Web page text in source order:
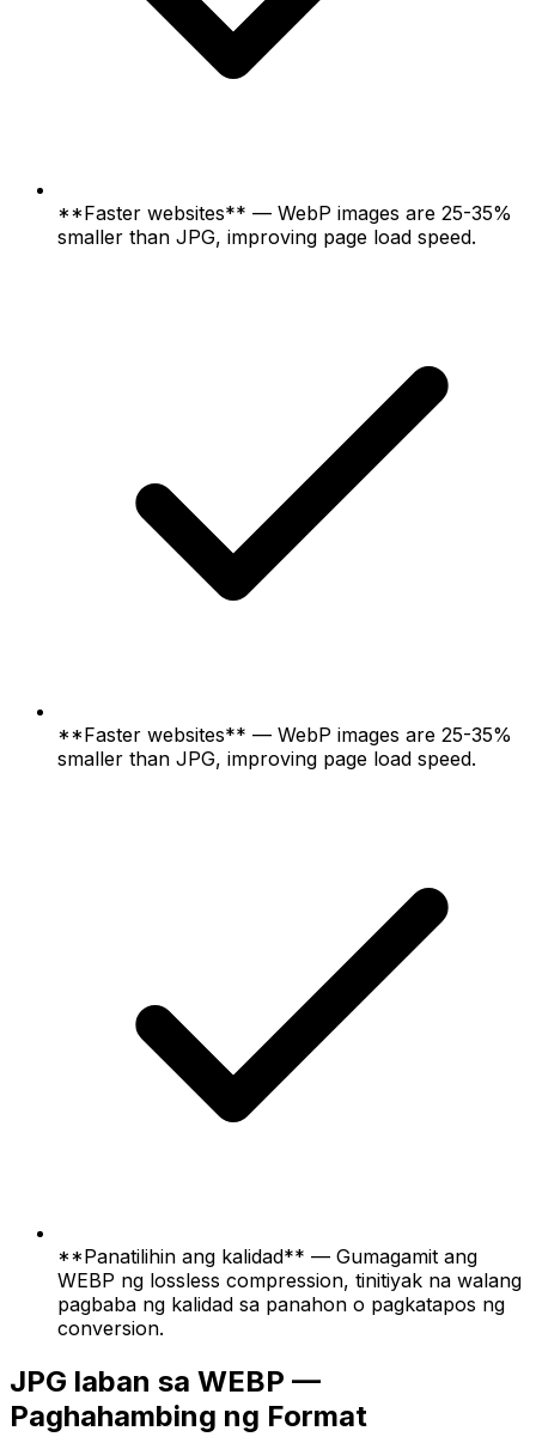
**Faster websites** — WebP images are 25-35%
smaller than JPG, improving page load speed.
**Faster websites** — WebP images are 25-35%
smaller than JPG, improving page load speed.
**Panatilihin ang kalidad** — Gumagamit ang
WEBP ng lossless compression, tinitiyak na walang
pagbaba ng kalidad sa panahon o pagkatapos ng
conversion.
JPG laban sa WEBP —
Paghahambing ng Format